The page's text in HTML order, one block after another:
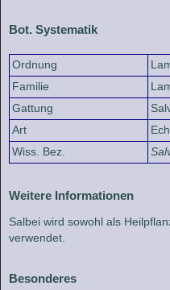
Bot. Systematik
Ordnung
Familie
Gattung
Art
Wiss. Bez.
Weitere Informationen
Salbei wird sowohl als
verwendet.
Besonderes